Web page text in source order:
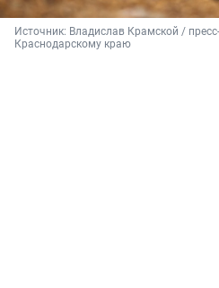
Источник: Владислав Крамской /
Краснодарскому краю